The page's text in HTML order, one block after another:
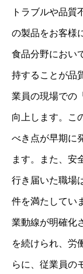
トラブルや品質
の製品をお客様
食品分野におい
持することが品
業員の現場での
向上します。こ
べき点が早期に
ます。また、安
行き届いた職場
件を満たしてい
業動線が明確化
を続けられ、労
らに、従業員の